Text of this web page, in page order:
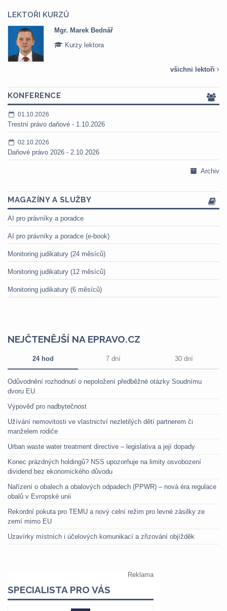
LEKTOŘI KURZŮ
Mgr. Marek Bednář
Kurzy lektora
všichni lektoři
KONFERENCE
01.10.2026
Trestní právo daňové - 1.10.2026
02.10.2026
Daňové právo 2026 - 2.10.2026
Archiv
MAGAZÍNY A SLUŽBY
AI pro právníky a poradce
AI pro právníky a poradce (e-book)
Monitoring judikatury (24 měsíců)
Monitoring judikatury (12 měsíců)
Monitoring judikatury (6 měsíců)
NEJČTENĚJŠÍ NA EPRAVO.CZ
24 hod 7 dní 30 dní
Odůvodnění rozhodnutí o nepoložení předběžné otázky Soudnímu
dvoru EU
Výpověď pro nadbytečnost
Užívání nemovitosti ve vlastnictví nezletilých dětí partnerem či
manželem rodiče
Urban waste water treatment directive – legislativa a její dopady
Konec prázdných holdingů? NSS upozorňuje na limity osvobození
dividend bez ekonomického důvodu
Nařízení o obalech a obalových odpadech (PPWR) – nová éra regulace
obalů v Evropské unii
Rekordní pokuta pro TEMU a nový celní režim pro levné zásilky ze
zemí mimo EU
Uzavírky místních i účelových komunikací a zřizování objížděk